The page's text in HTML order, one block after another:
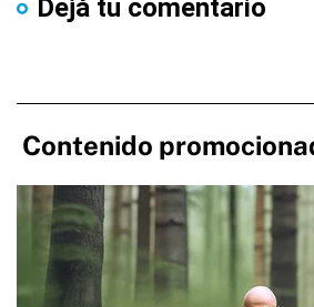
Dejá tu comentario